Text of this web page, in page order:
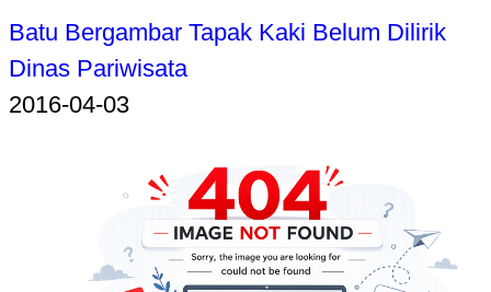
Batu Bergambar Tapak Kaki Belum Dilirik
Dinas Pariwisata
2016-04-03